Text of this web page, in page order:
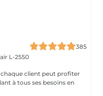
385
L-2550
chaque client peut profiter
à tous ses besoins en